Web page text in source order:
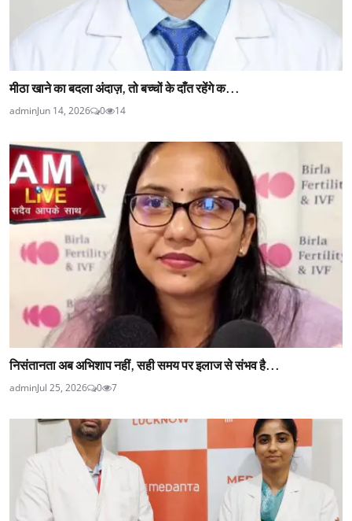
मीठा खाने का बदला अंदाज़, तो बच्चों के दाँत रहेंगे क...
adminJun 14, 2026 0 14
निसंतानता अब अभिशाप नहीं, सही समय पर इलाज से संभव है...
adminJul 25, 2026 0 7